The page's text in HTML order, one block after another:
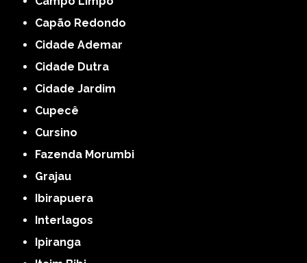
Capão Redondo
Cidade Ademar
Cidade Dutra
Cidade Jardim
Cupecê
Cursino
Fazenda Morumbi
Grajau
Ibirapuera
Interlagos
Ipiranga